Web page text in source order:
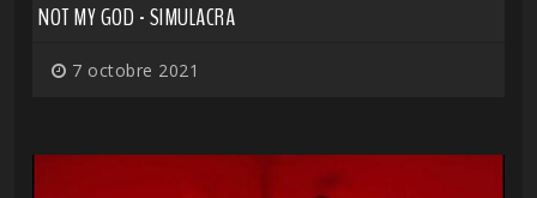
NOT MY GOD - SIMULACRA
7 octobre 2021